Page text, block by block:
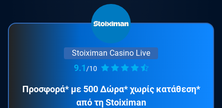
Stoiximan Casino Live
9.1 /10
Προσφορά* με 500 Δώρα* χωρίς κατάθεση*
από τη Stoiximan